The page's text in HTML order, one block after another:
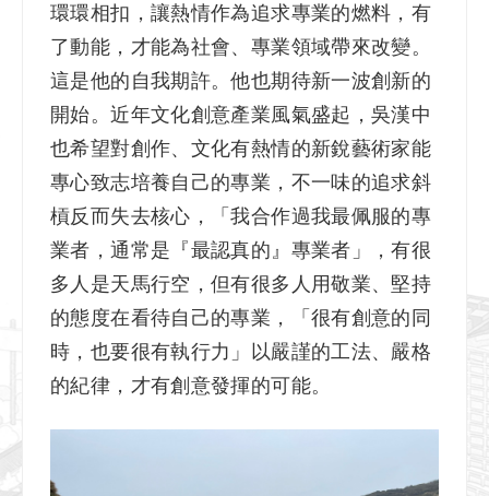
環環相扣，讓熱情作為追求專業的燃料，有
了動能，才能為社會、專業領域帶來改變。
這是他的自我期許。他也期待新一波創新的
開始。近年文化創意產業風氣盛起，吳漢中
也希望對創作、文化有熱情的新銳藝術家能
專心致志培養自己的專業，不一味的追求斜
槓反而失去核心，「我合作過我最佩服的專
業者，通常是『最認真的』專業者」，有很
多人是天馬行空，但有很多人用敬業、堅持
的態度在看待自己的專業，「很有創意的同
時，也要很有執行力」以嚴謹的工法、嚴格
的紀律，才有創意發揮的可能。